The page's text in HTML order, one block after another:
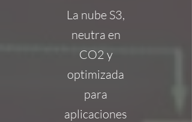
La nube S3,
neutra en
CO2 y
optimizada
para
aplicaciones